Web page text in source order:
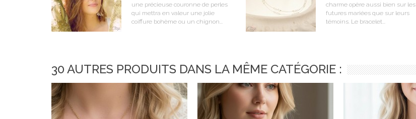
une précieuse couronne de perles
qui mettra en valeur une jolie
coiffure bohème ou un chignon...
charme opère aussi bien sur les
futures mariées que sur leurs
témoins. Le bracelet...
30 AUTRES PRODUITS DANS LA MÊME CATÉGORIE :